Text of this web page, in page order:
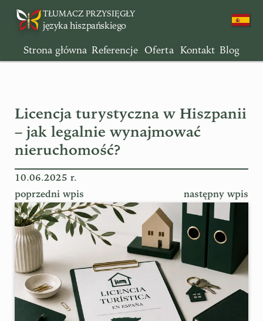
TŁUMACZ PRZYSIĘGŁY
języka hiszpańskiego
Strona główna Referencje Oferta Kontakt Blog
Licencja turystyczna w Hiszpanii
– jak legalnie wynajmować
nieruchomość?
10.06.2025 r.
poprzedni wpis
następny wpis